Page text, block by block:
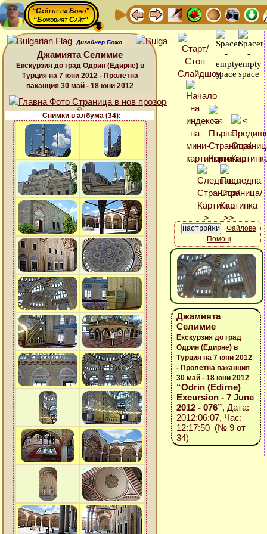
“Сайтът на Божо”
“Божовият Сайт”
Дизайнер Божо
Джамията Селимие
Екскурзия до град Одрин (Едирне) в
Турция на 7 юни 2012 - Пролетна
ваканция 30 май - 18 юни 2012
Снимки в албума (34):
Файлове
Помощ
Джамията
Селимие
Екскурзия до град
Одрин (Едирне) в
Турция на 7 юни 2012
- Пролетна ваканция
30 май - 18 юни 2012
“Odrin (Edirne)
Excursion - 7 June
2012 - 076”, Дата:
2012:06:07, Час:
12:17:50 (№ 9 от
34)